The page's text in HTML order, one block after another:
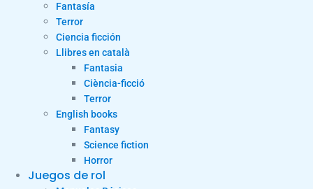
Fantasía
Terror
Ciencia ficción
Llibres en català
Fantasia
Ciència-ficció
Terror
English books
Fantasy
Science fiction
Horror
Juegos de rol